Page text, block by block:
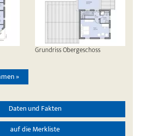
Grundriss Obergeschoss
»
Daten und Fakten
auf die Merkliste